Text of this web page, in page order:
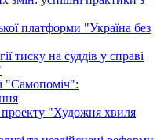
платформи "Україна без
тиску на суддів у справі
"Самопоміч":
проекту "Художня хвиля